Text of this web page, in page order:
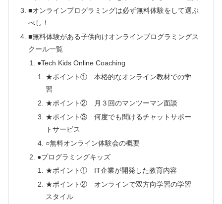
■オンラインプログラミングは必ず無料体験をして選ぶ
べし！
■無料体験がある子供向けオンラインプログラミングス
クール一覧
●Tech Kids Online Coaching
★ポイント① 本格的なオンライン教材での学
習
★ポイント② 月３回のマンツーマン面談
★ポイント③ 何度でも聞けるチャットサポー
トサービス
○無料オンライン体験会の概要
●プログラミングキッズ
★ポイント① IT企業が開発した教育内容
★ポイント② オンラインで双方向学習の学習
スタイル